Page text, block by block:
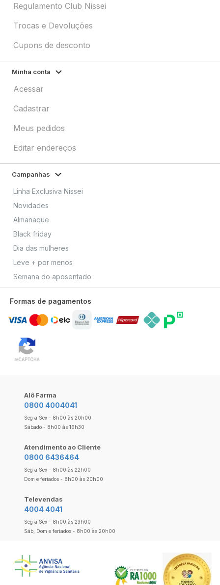
Regulamento Club Nissei
Trocas e Devoluções
Cupons de desconto
Minha conta
Acessar
Cadastrar
Meus pedidos
Editar endereços
Campanhas
Linha Exclusiva Nissei
Novidades
Almanaque
Black friday
Dia das mulheres
Leve + por menos
Semana do aposentado
Formas de pagamentos
Alô Farma
0800 4004041
Seg a Sex - 8h00 às 20h00
Sábado - 8h00 às 16h30
Atendimento ao Cliente
0800 6436464
Seg a Sex - 8h00 às 22h00
Dom e feriados - 8h00 às 20h00
Televendas
4004 4041
Seg a Sex - 8h00 às 23h00
Sáb, Dom e feriados - 8h00 às 20h00